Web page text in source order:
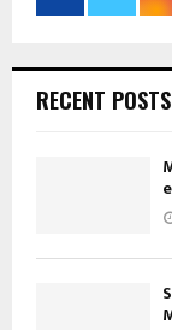
RECENT POSTS